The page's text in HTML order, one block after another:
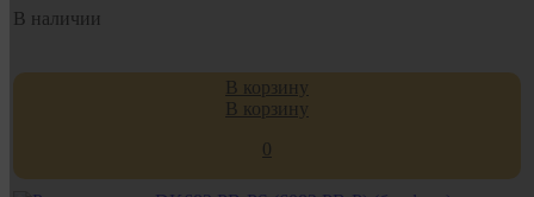
В наличии
В корзину
В корзину
0